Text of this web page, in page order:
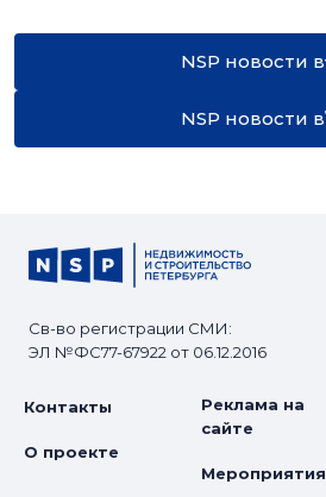
NSP новости в
NSP новости в
Св-во регистрации СМИ:
ЭЛ №ФС77-67922 от 06.12.2016
Контакты
О проекте
Реклама на
сайте
Мероприятия